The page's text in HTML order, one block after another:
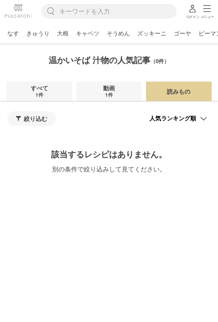
ログイン メニュー
なす きゅうり 大根 キャベツ そうめん ズッキーニ ゴーヤ ピーマ
温かいそば 汁物の人気記事 （0件）
すべて
1件
動画
1件 読みもの
絞り込む
該当するレシピはありません。
別の条件で絞り込みして見てください。